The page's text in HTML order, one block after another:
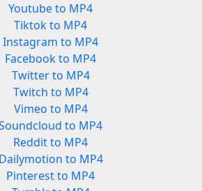
Youtube to MP4
Tiktok to MP4
Instagram to MP4
Facebook to MP4
Twitter to MP4
Twitch to MP4
Vimeo to MP4
to MP4
Reddit to MP4
Dailymotion to MP4
Pinterest to MP4